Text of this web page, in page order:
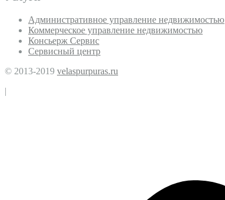
Административное управление недвижимостью
Коммерческое управление недвижимостью
Консьерж Сервис
Сервисный центр
© 2013-2019 velaspurpuras.ru
|